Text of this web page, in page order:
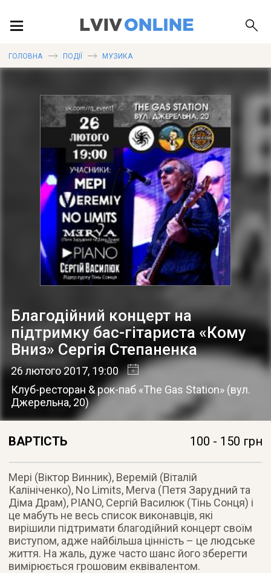
ПУБЛІКАЦІЇ
ДОВІДКА
ГОЛОВНА ПОДІЇ МУЗИКА
Благодійний концерт на
підтримку бас-гітариста «Кому
Вниз» Сергія Степаненка
26 лютого 2017, 19:00
Клуб-ресторан & рок-паб «The Gas Station» (вул.
Джерельна, 20)
ВАРТІСТЬ 100 - 150 грн
Мері (Віктор Винник), Веремій (Віталій
Калініченко), No Limits, Merva (Петя Зарудний та
Діма Драм), PIANO, Сергій Василюк (Тінь Сонця) і
це мабуть не весь список виконавців, які
вирішили підтримати благодійний концерт своїм
виступом, адже найбільша цінність – це людське
життя. На жаль, дуже часто шанс його зберегти
вимірюється грошовим еквівалентом.